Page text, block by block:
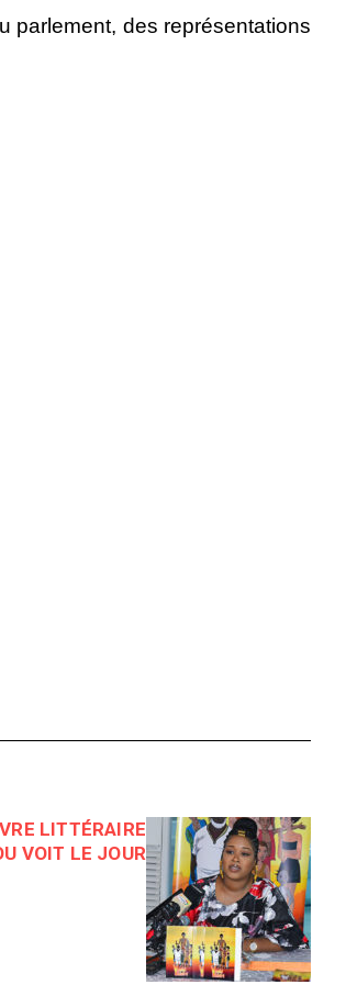
parlement, des représentations
LITTÉRAIRE
VOIT LE JOUR